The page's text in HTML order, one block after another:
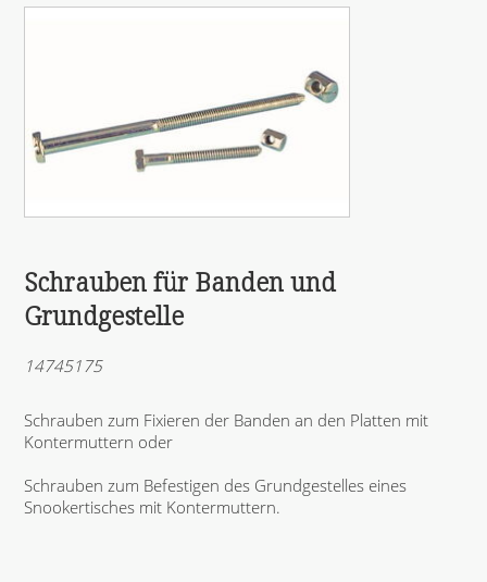
Schrauben für Banden und
Grundgestelle
14745175
Schrauben zum Fixieren der Banden an den Platten mit
Kontermuttern oder
Schrauben zum Befestigen des Grundgestelles eines
Snookertisches mit Kontermuttern.